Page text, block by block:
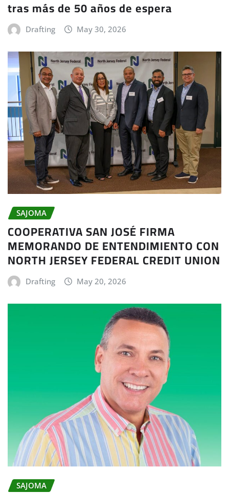
tras más de 50 años de espera
Drafting May 30, 2026
SAJOMA
COOPERATIVA SAN JOSÉ FIRMA
MEMORANDO DE ENTENDIMIENTO CON
NORTH JERSEY FEDERAL CREDIT UNION
Drafting May 20, 2026
SAJOMA